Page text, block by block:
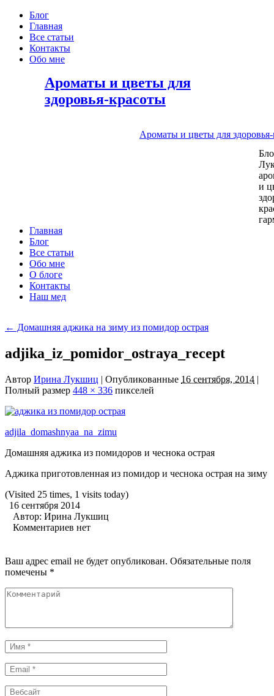
Блог
Главная
Все статьи
Контакты
Обо мне
Ароматы и цветы для
здоровья-красоты
Ароматы и цветы для
и
Главная
Блог
Все статьи
Обо мне
О блоге
Контакты
Наш мед
← Домашняя аджика на зиму из помидор острая
adjika_iz_pomidor_ostraya_recept
Автор Ирина Лукшиц | Опубликованные 16 сентября, 2014 |
Полный размер 448 × 336 пикселей
adjila_domashnyaa_na_zimu
Домашняя аджика из помидоров и чеснока острая
Аджика приготовленная из помидор и чеснока острая на зиму
(Visited 25 times, 1 visits today)
16 сентября 2014
Автор: Ирина Лукшиц
Комментариев нет
Ваш адрес email не будет опубликован. Обязательные поля
помечены *
Комментарий
Имя
*
Email
*
Вебсайт